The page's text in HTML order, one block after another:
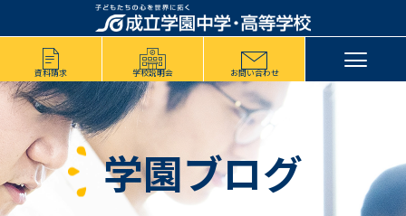
資料請求 学校説明会 お問い合わせ
学園ブログ